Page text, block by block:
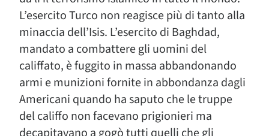
L’esercito Turco non reagisce più di tanto alla
minaccia dell’Isis. L’esercito di Baghdad,
mandato a combattere gli uomini del
califfato, è fuggito in massa abbandonando
armi e munizioni fornite in abbondanza dagli
Americani quando ha saputo che le truppe
del califfo non facevano prigionieri ma